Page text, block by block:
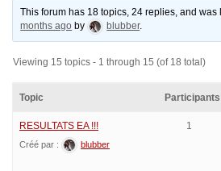
This forum has 18 topics, 24 replies, and was
months ago by blubber.
Viewing 15 topics - 1 through 15 (of 18 total)
Topic Participants
RESULTATS EA !!!
Créé par : blubber
1